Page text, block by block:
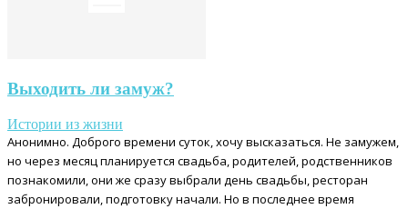
Выходить ли замуж?
Истории из жизни
Анонимно. Доброго времени суток, хочу высказаться. Не замужем,
но через месяц планируется свадьба, родителей, родственников
познакомили, они же сразу выбрали день свадьбы, ресторан
забронировали, подготовку начали. Но в последнее время